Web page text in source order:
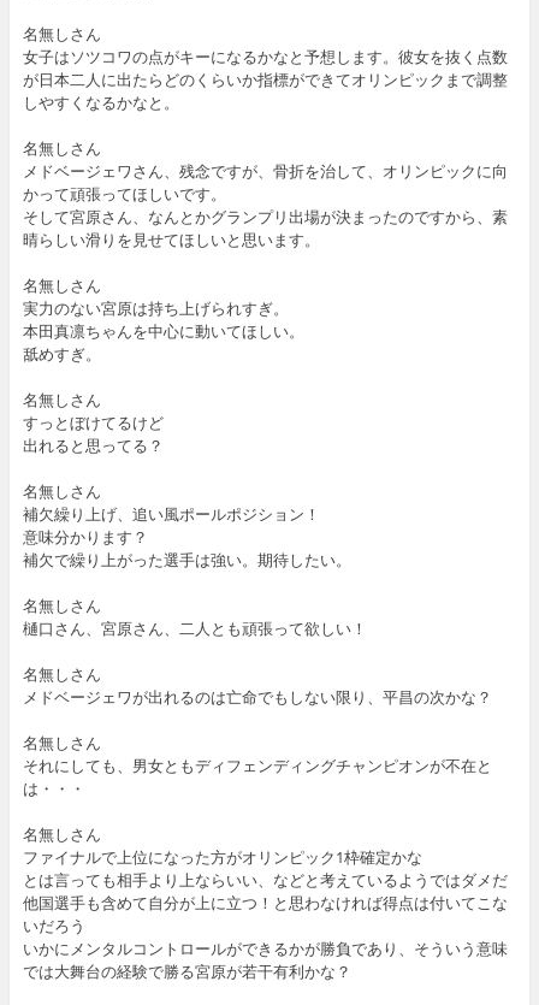
名無しさん
女子はソツコワの点がキーになるかなと予想します。彼女を抜く点数
が日本二人に出たらどのくらいか指標ができてオリンピックまで調整
しやすくなるかなと。
名無しさん
メドベージェワさん、残念ですが、骨折を治して、オリンピックに向
かって頑張ってほしいです。
そして宮原さん、なんとかグランプリ出場が決まったのですから、素
晴らしい滑りを見せてほしいと思います。
名無しさん
実力のない宮原は持ち上げられすぎ。
本田真凛ちゃんを中心に動いてほしい。
舐めすぎ。
名無しさん
すっとぼけてるけど
出れると思ってる？
名無しさん
補欠繰り上げ、追い風ポールポジション！
意味分かります？
補欠で繰り上がった選手は強い。期待したい。
名無しさん
樋口さん、宮原さん、二人とも頑張って欲しい！
名無しさん
メドベージェワが出れるのは亡命でもしない限り、平昌の次かな？
名無しさん
それにしても、男女ともディフェンディングチャンピオンが不在と
は・・・
名無しさん
ファイナルで上位になった方がオリンピック1枠確定かな
とは言っても相手より上ならいい、などと考えているようではダメだ
他国選手も含めて自分が上に立つ！と思わなければ得点は付いてこな
いだろう
いかにメンタルコントロールができるかが勝負であり、そういう意味
では大舞台の経験で勝る宮原が若干有利かな？